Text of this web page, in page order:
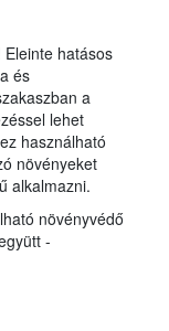
hatásos
és
a
lehet
használható
növényeket
alkalmazni.
növényvédő
-